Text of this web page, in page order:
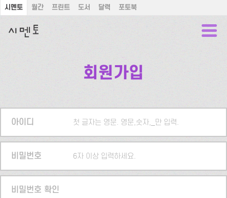
시멘토 월간 프린트 도서 달력 포토북
회원가입
아이디 첫 글자는 영문. 영문,숫자,_만 입력.
비밀번호 6자 이상 입력하세요.
비밀번호 확인